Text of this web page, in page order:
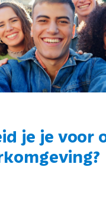
je je voor